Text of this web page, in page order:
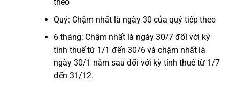
Quý: Chậm nhất là ngày 30 của quý tiếp theo
6 tháng: Chậm nhất là ngày 30/7 đối với kỳ
tính thuế từ 1/1 đến 30/6 và chậm nhất là
ngày 30/1 năm sau đối với kỳ tính thuế từ 1/7
đến 31/12.